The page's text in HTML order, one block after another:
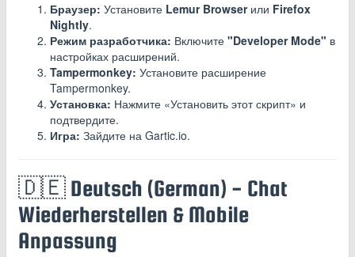
Браузер: Установите Lemur Browserили Firefox
Nightly.
Режим разработчика: Включите "Developer Mode" в
настройках расширений.
Tampermonkey: Установите расширение
Tampermonkey.
Установка: Нажмите «Установить этот скрипт» и
подтвердите.
Игра: Зайдите на Gartic.io.
🇩🇪 Deutsch (German) - Chat
Wiederherstellen & Mobile
Anpassung